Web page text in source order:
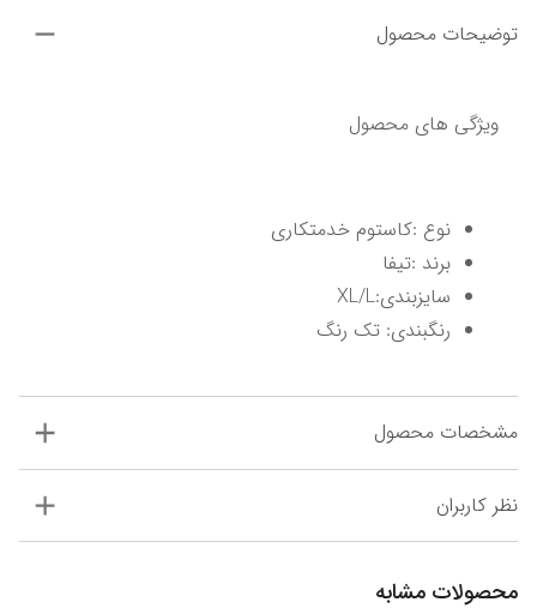
توضیحات محصول
ویژگی های محصول
نوع :کاستوم خدمتکاری
برند :تیفا
سایزبندی:XL/L
رنگبندی: تک رنگ
مشخصات محصول
نظر کاربران
محصولات مشابه